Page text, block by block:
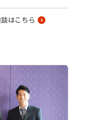
はこちら